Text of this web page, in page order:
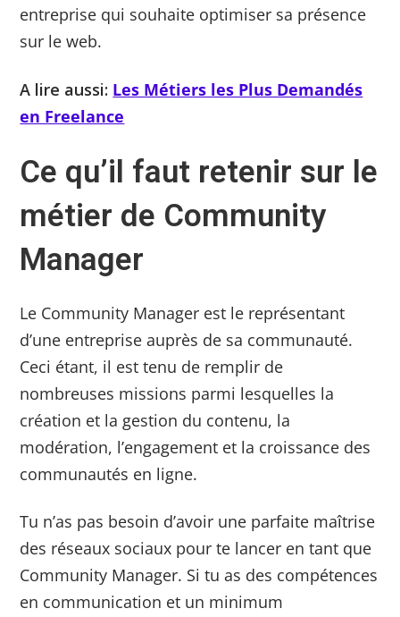
entreprise qui souhaite optimiser sa présence
sur le web.
A lire aussi: Les Métiers les Plus Demandés
en Freelance
Ce qu’il faut retenir sur le
métier de Community
Manager
Le Community Manager est le représentant
d’une entreprise auprès de sa communauté.
Ceci étant, il est tenu de remplir de
nombreuses missions parmi lesquelles la
création et la gestion du contenu, la
modération, l’engagement et la croissance des
communautés en ligne.
Tu n’as pas besoin d’avoir une parfaite maîtrise
des réseaux sociaux pour te lancer en tant que
Community Manager. Si tu as des compétences
en communication et un minimum